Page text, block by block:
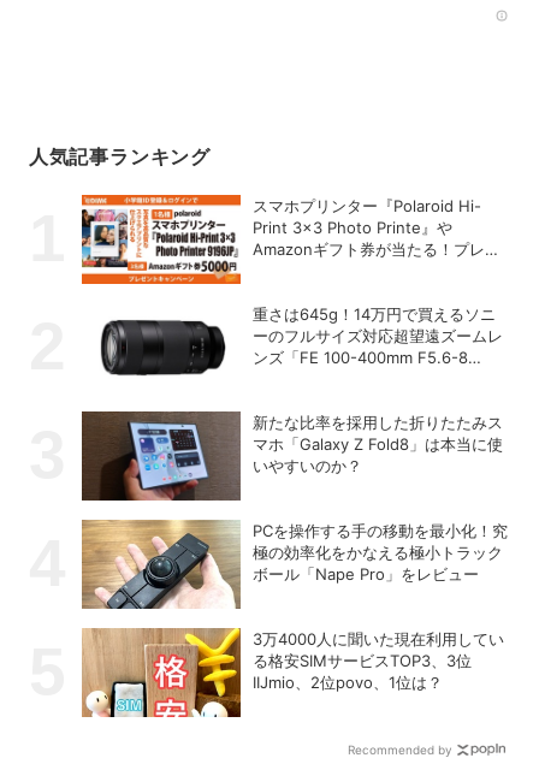
人気記事ランキング
スマホプリンター『Polaroid Hi-
Print 3×3 Photo Printe』や
Amazonギフト券が当たる！プレゼ
重さは645g！14万円で買えるソニ
ーのフルサイズ対応超望遠ズームレ
ンズ「FE 100-400mm F5.6-8
新たな比率を採用した折りたたみス
マホ「Galaxy Z Fold8」は本当に使
いやすいのか？
PCを操作する手の移動を最小化！究
極の効率化をかなえる極小トラック
ボール「Nape Pro」をレビュー
3万4000人に聞いた現在利用してい
る格安SIMサービスTOP3、3位
IIJmio、2位povo、1位は？
Recommended by